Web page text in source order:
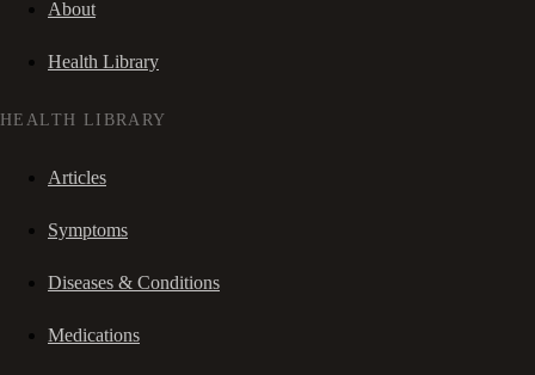
About
Health Library
HEALTH LIBRARY
Articles
Symptoms
Diseases & Conditions
Medications